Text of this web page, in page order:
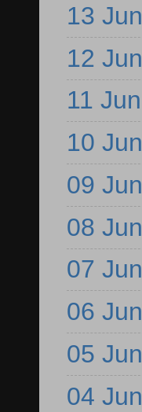
13 Jun
12 Jun
11 Jun
10 Jun
09 Jun
08 Jun
07 Jun
06 Jun
05 Jun
04 Jun